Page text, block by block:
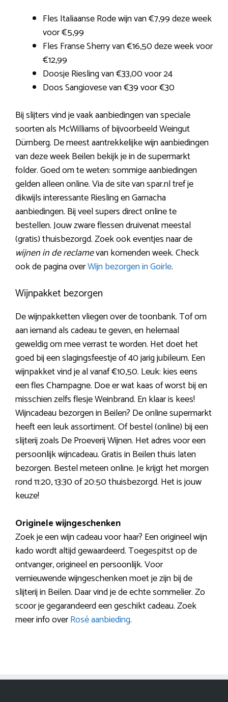
Fles Italiaanse Rode wijn van €7,99 deze week
voor €5,99
Fles Franse Sherry van €16,50 deze week voor
€12,99
Doosje Riesling van €33,00 voor 24
Doos Sangiovese van €39 voor €30
Bij slijters vind je vaak aanbiedingen van speciale
soorten als McWilliams of bijvoorbeeld Weingut
Dürnberg. De meest aantrekkelijke wijn aanbiedingen
van deze week Beilen bekijk je in de supermarkt
folder. Goed om te weten: sommige aanbiedingen
gelden alleen online. Via de site van spar.nl tref je
dikwijls interessante Riesling en Garnacha
aanbiedingen. Bij veel supers direct online te
bestellen. Jouw zware flessen druivenat meestal
(gratis) thuisbezorgd. Zoek ook eventjes naar de
wijnen in de reclamevan komenden week. Check
ook de pagina overWijn bezorgen in Goirle.
Wijnpakket bezorgen
De wijnpakketten vliegen over de toonbank. Tof om
aan iemand als cadeau te geven, en helemaal
geweldig om mee verrast te worden. Het doet het
goed bij een slagingsfeestje of 40 jarig jubileum. Een
wijnpakket vind je al vanaf €10,50. Leuk: kies eens
een fles Champagne. Doe er wat kaas of worst bij en
misschien zelfs flesje Weinbrand. En klaar is kees!
Wijncadeau bezorgen in Beilen? De online supermarkt
heeft een leuk assortiment. Of bestel (online) bij een
slijterij zoals De Proeverij Wijnen. Het adres voor een
persoonlijk wijncadeau. Gratis in Beilen thuis laten
bezorgen. Bestel meteen online. Je krijgt het morgen
rond 11:20, 13:30 of 20:50 thuisbezorgd. Het is jouw
keuze!
Originele wijngeschenken
Zoek je een wijn cadeau voor haar? Een origineel wijn
kado wordt altijd gewaardeerd. Toegespitst op de
ontvanger, origineel en persoonlijk. Voor
vernieuwende wijngeschenken moet je zijn bij de
slijterij in Beilen. Daar vind je de echte sommelier. Zo
scoor je gegarandeerd een geschikt cadeau. Zoek
meer info overRosé aanbieding.